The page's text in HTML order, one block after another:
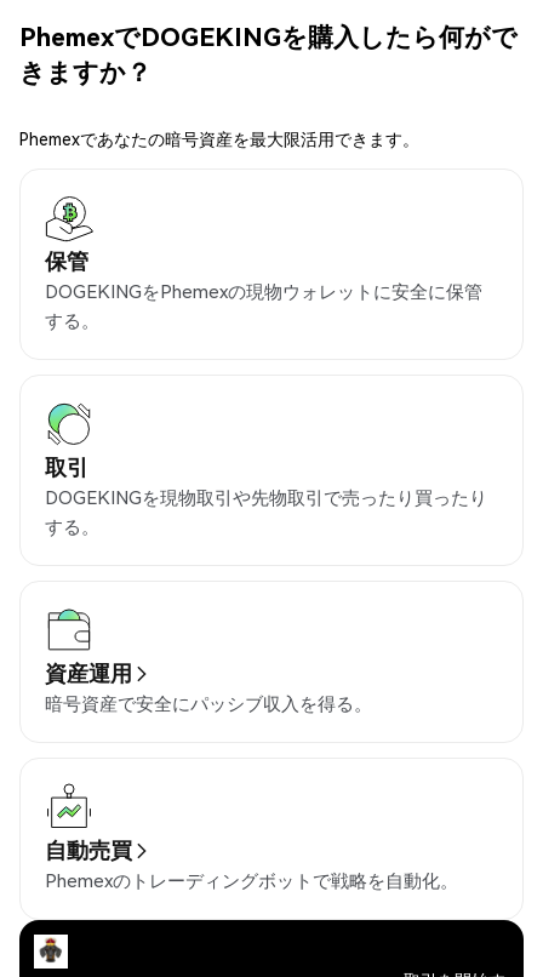
PhemexでDOGEKINGを購入したら何がで
きますか？
Phemexであなたの暗号資産を最大限活用できます。
保管
DOGEKINGをPhemexの現物ウォレットに安全に保管
する。
取引
DOGEKINGを現物取引や先物取引で売ったり買ったり
する。
資産運用
暗号資産で安全にパッシブ収入を得る。
自動売買
Phemexのトレーディングボットで戦略を自動化。